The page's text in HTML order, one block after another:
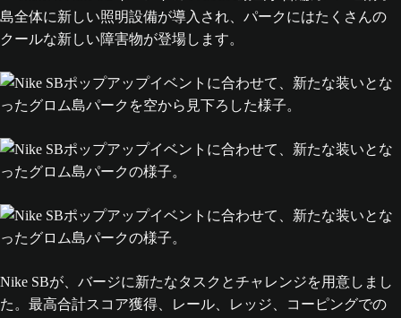
島全体に新しい照明設備が導入され、パークにはたくさんの
クールな新しい障害物が登場します。
Nike SBが、バージに新たなタスクとチャレンジを用意しまし
た。最高合計スコア獲得、レール、レッジ、コーピングでの